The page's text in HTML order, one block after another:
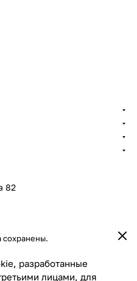
разработанные
лицами, для
82
сохранены.